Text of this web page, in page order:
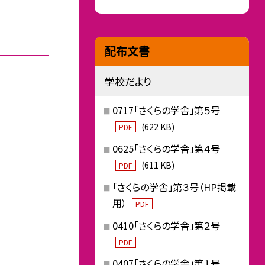
配布文書
学校だより
0717「さくらの学舎」第５号
PDF (622 KB)
0625「さくらの学舎」第４号
PDF (611 KB)
「さくらの学舎」第３号（HP掲載
用）
PDF
0410「さくらの学舎」第２号
PDF